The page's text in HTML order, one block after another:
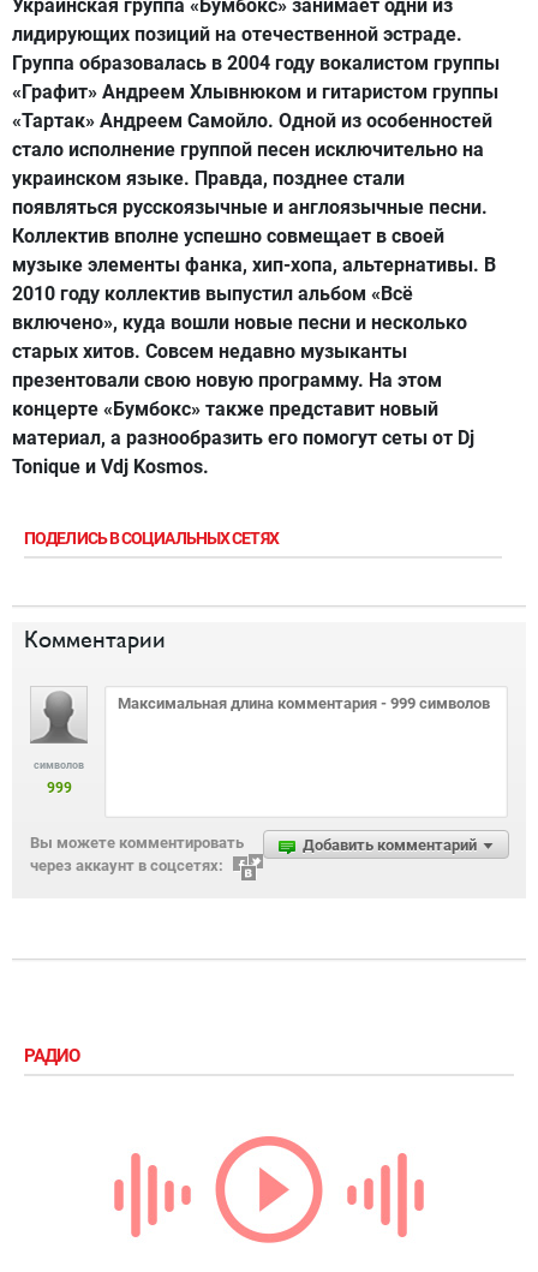
Украинская группа «Бумбокс» занимает одни из
лидирующих позиций на отечественной эстраде.
Группа образовалась в 2004 году вокалистом группы
«Графит» Андреем Хлывнюком и гитаристом группы
«Тартак» Андреем Самойло. Одной из особенностей
стало исполнение группой песен исключительно на
украинском языке. Правда, позднее стали
появляться русскоязычные и англоязычные песни.
Коллектив вполне успешно совмещает в своей
музыке элементы фанка, хип-хопа, альтернативы. В
2010 году коллектив выпустил альбом «Всё
включено», куда вошли новые песни и несколько
старых хитов. Совсем недавно музыканты
презентовали свою новую программу. На этом
концерте «Бумбокс» также представит новый
материал, а разнообразить его помогут сеты от Dj
Tonique и Vdj Kosmos.
ПОДЕЛИСЬ В СОЦИАЛЬНЫХ СЕТЯХ
Комментарии
символов
999
Добавить комментарий
Вы можете комментировать
через аккаунт в соцсетях:
РАДИО